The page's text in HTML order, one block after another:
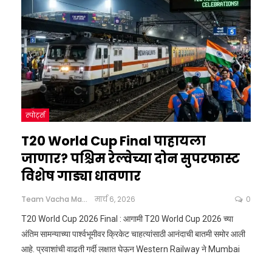
स्पोर्ट्स
T20 World Cup Final पाहायला
जाणार? पश्चिम रेल्वेच्या दोन सुपरफास्ट
विशेष गाड्या धावणार
Team Vacha Marathi मार्च 6, 2026 0
T20 World Cup 2026 Final : आगामी T20 World Cup 2026 च्या
अंतिम सामन्याच्या पार्श्वभूमीवर क्रिकेट चाहत्यांसाठी आनंदाची बातमी समोर आली
आहे. प्रवाशांची वाढती गर्दी लक्षात घेऊन Western Railway ने Mumbai